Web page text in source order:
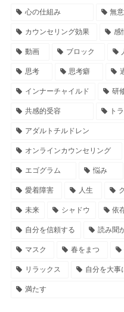
心の仕組み 無
カウンセリング効果 感
動画 ブロック
思考 思考癖
インナーチャイルド 研
共感的受容 ト
アダルトチルドレン
オンラインカウンセリング
エゴグラム 悩み
愛着障害 人生
未来 シャドウ 依
自分を信頼する 読み聞
マスク 春をまつ
リラックス 自分を大事
満たす